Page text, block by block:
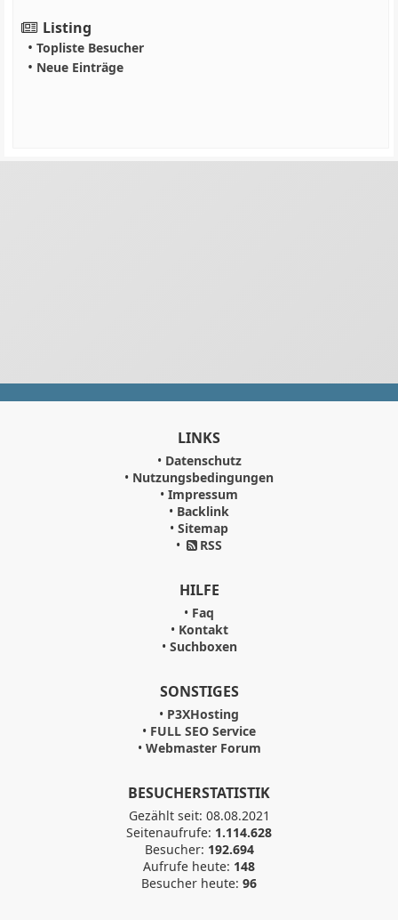
Listing
• Topliste Besucher
• Neue Einträge
LINKS
• Datenschutz
• Nutzungsbedingungen
• Impressum
• Backlink
• Sitemap
•
RSS
HILFE
• Faq
• Kontakt
• Suchboxen
SONSTIGES
• P3XHosting
• FULL SEO Service
• Webmaster Forum
BESUCHERSTATISTIK
Gezählt seit: 08.08.2021
Seitenaufrufe: 1.114.628
Besucher: 192.694
Aufrufe heute: 148
Besucher heute: 96